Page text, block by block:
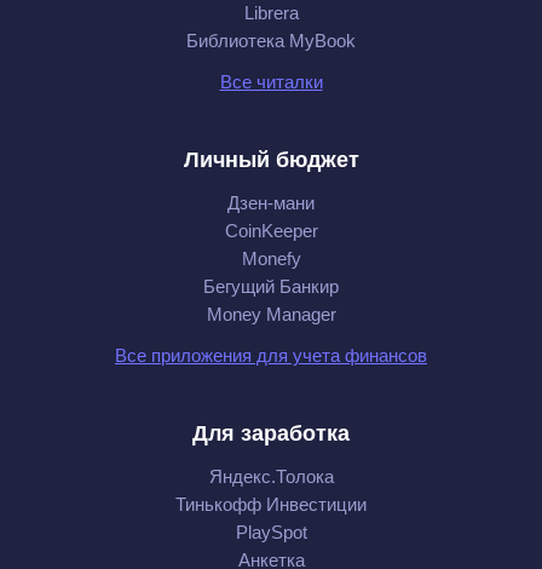
Librera
Библиотека MyBook
Все читалки
Личный бюджет
Дзен-мани
CoinKeeper
Monefy
Бегущий Банкир
Money Manager
Все приложения для учета финансов
Для заработка
Яндекс.Толока
Тинькофф Инвестиции
PlaySpot
Анкетка